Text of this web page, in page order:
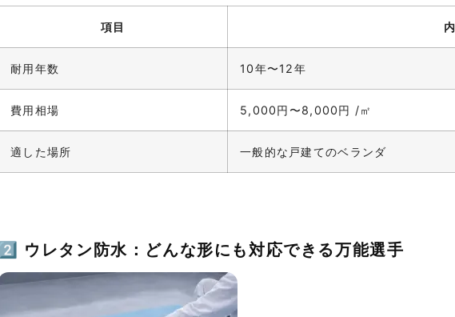
項目
耐用年数 10年〜12年
費用相場 5,000円〜8,000円 /㎡
適した場所 一般的な戸建てのベランダ
2⃣ ウレタン防水：どんな形にも対応できる万能選手